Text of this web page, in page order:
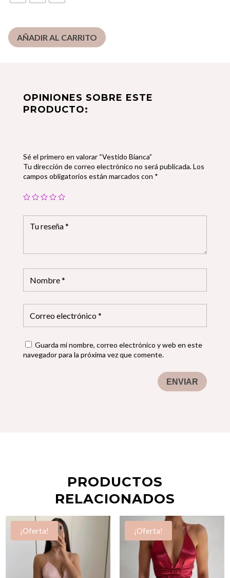
AÑADIR AL CARRITO
OPINIONES SOBRE ESTE
PRODUCTO:
Sé el primero en valorar “Vestido Bianca”
Tu dirección de correo electrónico no será publicada.Los
campos obligatorios están marcados con *
Guarda mi nombre, correo electrónico y web en este
navegador para la próxima vez que comente.
ENVIAR
PRODUCTOS
RELACIONADOS
¡Oferta! ¡Oferta!